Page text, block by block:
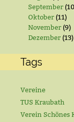
September
Oktober (11)
November (9)
Dezember (13)
Tags
Vereine
TUS Kraubath
Verein Schönes